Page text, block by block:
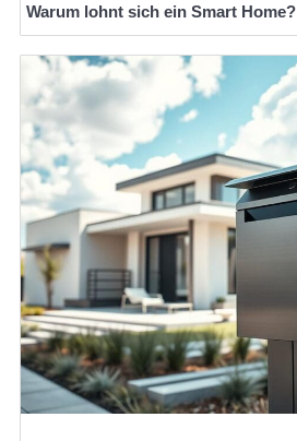
Warum lohnt sich ein Smart Home?